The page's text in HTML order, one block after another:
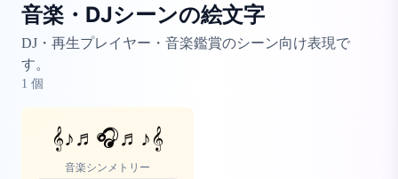
音楽・DJシーンの絵文字
DJ・再生プレイヤー・音楽鑑賞のシーン向け表現で
す。
1 個
𝄞♪♬🎧♬♪𝄞
音楽シンメトリー